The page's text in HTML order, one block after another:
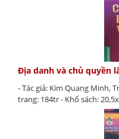
Địa danh và chủ quyền
- Tác giả: Kim Quang Minh,
trang: 184tr - Khổ sách: